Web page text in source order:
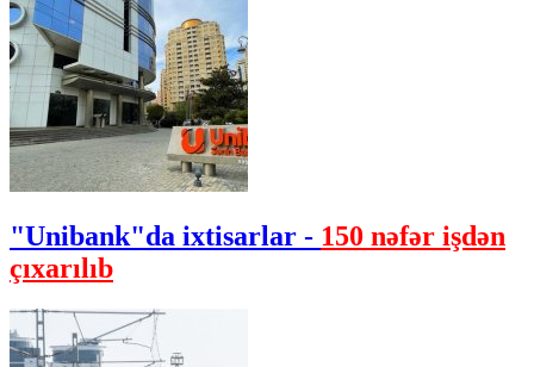
"Unibank"da ixtisarlar - 150 nəfər işdən
çıxarılıb